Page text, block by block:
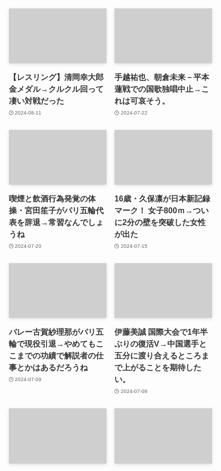
【レスリング】清岡幸大郎
金メダル→クルクル回って
凄い対戦だった
2024-08-11
手越祐也、朝倉未来－平本
蓮戦での国歌独唱中止→こ
れは可哀そう。
2024-07-22
喫煙と飲酒行為発覚の体
操・宮田笙子がパリ五輪代
表を辞退→常習なんでしょ
うね
2024-07-20
16歳・久保凛が日本新記録
マーク！ 女子800ｍ→つい
に2分の壁を突破した女性
が出た
2024-07-15
バレー古賀紗理那がパリ五
輪で現役引退→やめてもこ
こまでの功績で解説者の仕
事とかはあるだろうね
2024-07-09
伊藤美誠 国際大会で1年半
ぶりの復活V→中国選手と
五分に渡り合えるところま
で上がることを期待した
い。
2024-07-08